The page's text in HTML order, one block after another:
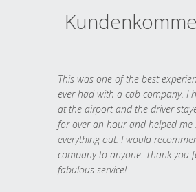
This was one of the best
ever had with a cab company. I
at the airport and the driver
for over an hour and helped me
everything out. I would
company to anyone. Thank you
fabulous service!